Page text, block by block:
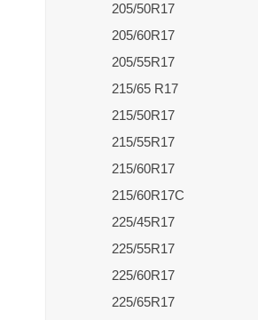
205/50R17
205/60R17
205/55R17
215/65 R17
215/50R17
215/55R17
215/60R17
215/60R17C
225/45R17
225/55R17
225/60R17
225/65R17